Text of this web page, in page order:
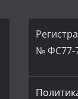
№ ФС77-